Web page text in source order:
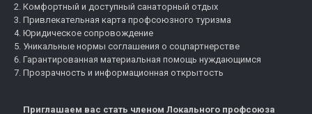
Комфортный и доступный санаторный отдых
Привлекательная карта профсоюзного туризма
Юридическое сопровождение
Уникальные нормы соглашения о соцпартнерстве
Гарантированная материальная помощь нуждающимся
Прозрачность и информационная открытость
Приглашаем вас стать членом Локального профсоюза